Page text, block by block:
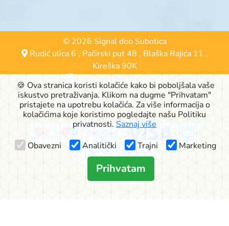
© 2026 Signal doo Subotica
Rudić ulica 6 , Pačirski put 48 , Blaška Rajića 11 ,
Kireška 90K
24000 Subotica, Srbija
063-553-574
online@signalshop.rs
Podaci o trgovcu
🍪 Ova stranica koristi kolačiće kako bi poboljšala vaše
iskustvo pretraživanja. Klikom na dugme "Prihvatam"
pristajete na upotrebu kolačića. Za više informacija o
kolačićima koje koristimo pogledajte našu Politiku
privatnosti. Saznaj više
Obavezni
Analitički Trajni Marketing
Prihvatam